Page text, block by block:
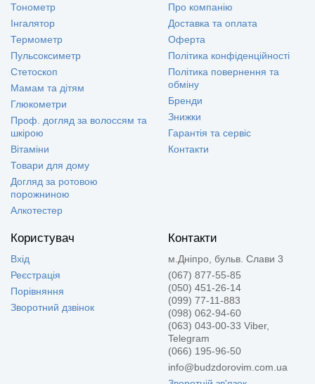
Тонометр
Інгалятор
Термометр
Пульсоксиметр
Стетоскоп
Мамам та дітям
Глюкометри
Проф. догляд за волоссям та
шкірою
Вітаміни
Товари для дому
Догляд за ротовою
порожниною
Алкотестер
Про компанію
Доставка та оплата
Оферта
Політика конфіденційності
Політика повернення та
обміну
Бренди
Знижки
Гарантія та сервіс
Контакти
Користувач
Вхід
Реєстрація
Порівняння
Зворотний дзвінок
Контакти
м.Дніпро, бульв. Слави 3
(067) 877-55-85
(050) 451-26-14
(099) 77-11-883
(098) 062-94-60
(063) 043-00-33 Viber,
Telegram
(066) 195-96-50
info@budzdorovim.com.ua